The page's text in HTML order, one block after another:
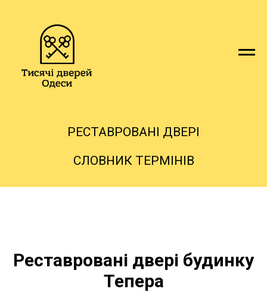
РЕСТАВРОВАНІ ДВЕРІ
СЛОВНИК ТЕРМІНІВ
Реставровані двері будинку
Тепера